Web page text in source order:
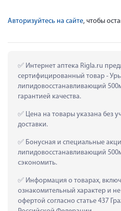
Авторизуйтесь на сайте, чтобы
Интернет аптека Rigla.ru
сертифицированный товар -
липидовосстанавливающий
гарантией качества.
Цена на товары указана без
доставки.
Бонусная и специальные
липидовосстанавливающий
сэкономить.
Информация о товарах,
ознакомительный характер и
офертой согласно статье 437